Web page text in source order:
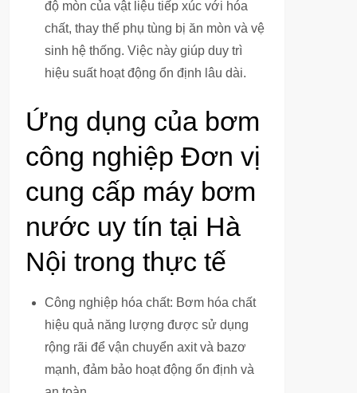
độ mòn của vật liệu tiếp xúc với hóa
chất, thay thế phụ tùng bị ăn mòn và vệ
sinh hệ thống. Việc này giúp duy trì
hiệu suất hoạt động ổn định lâu dài.
Ứng dụng của bơm
công nghiệp Đơn vị
cung cấp máy bơm
nước uy tín tại Hà
Nội trong thực tế
Công nghiệp hóa chất: Bơm hóa chất
hiệu quả năng lượng được sử dụng
rộng rãi để vận chuyển axit và bazơ
mạnh, đảm bảo hoạt động ổn định và